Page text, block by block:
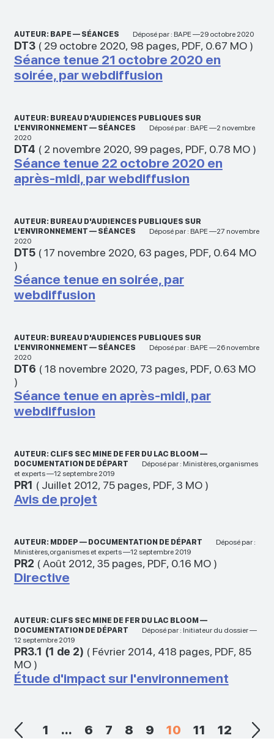
AUTEUR: BAPE — SÉANCES Déposé par : BAPE —29 octobre 2020
DT3( 29 octobre 2020, 98 pages, PDF, 0.67 MO)
Séance tenue 21 octobre 2020 en
soirée, par webdiffusion
AUTEUR: BUREAU D'AUDIENCES PUBLIQUES SUR
L'ENVIRONNEMENT — SÉANCES
Déposé par : BAPE —2 novembre
2020
DT4 ( 2 novembre 2020, 99 pages, PDF, 0.78 MO)
Séance tenue 22 octobre 2020 en
après-midi, par webdiffusion
AUTEUR: BUREAU D'AUDIENCES PUBLIQUES SUR
L'ENVIRONNEMENT — SÉANCES
Déposé par : BAPE —27 novembre
2020
DT5(17 novembre 2020, 63 pages, PDF, 0.64 MO
)
Séance tenue en soirée, par
webdiffusion
AUTEUR: BUREAU D'AUDIENCES PUBLIQUES SUR
L'ENVIRONNEMENT — SÉANCES
Déposé par : BAPE —26 novembre
2020
DT6 (18 novembre 2020, 73 pages, PDF, 0.63 MO
)
Séance tenue en après-midi, par
webdiffusion
AUTEUR: CLIFS SEC MINE DE FER DU LAC BLOOM —
DOCUMENTATION DE DÉPART
Déposé par : Ministères,organismes
et experts —12 septembre 2019
PR1 ( Juillet 2012, 75 pages, PDF, 3 MO)
Avis de projet
AUTEUR: MDDEP — DOCUMENTATION DE DÉPART
Déposé par :
Ministères,organismes et experts —12 septembre 2019
PR2 (Août 2012, 35 pages, PDF, 0.16 MO)
Directive
AUTEUR: CLIFS SEC MINE DE FER DU LAC BLOOM —
DOCUMENTATION DE DÉPART
Déposé par : Initiateur du dossier —
12 septembre 2019
PR3.1 (1 de 2) ( Février 2014, 418 pages, PDF, 85
MO)
Étude d'impact sur l'environnement
1 ... 6 7 8 9 10 11 12